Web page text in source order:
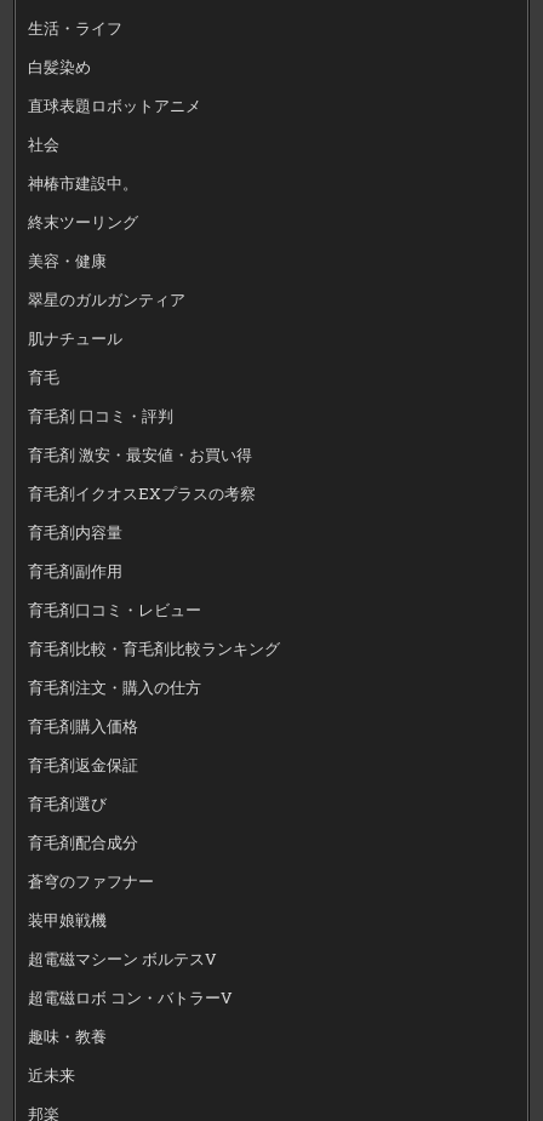
生活・ライフ
白髪染め
直球表題ロボットアニメ
社会
神椿市建設中。
終末ツーリング
美容・健康
翠星のガルガンティア
肌ナチュール
育毛
育毛剤 口コミ・評判
育毛剤 激安・最安値・お買い得
育毛剤イクオスEXプラスの考察
育毛剤内容量
育毛剤副作用
育毛剤口コミ・レビュー
育毛剤比較・育毛剤比較ランキング
育毛剤注文・購入の仕方
育毛剤購入価格
育毛剤返金保証
育毛剤選び
育毛剤配合成分
蒼穹のファフナー
装甲娘戦機
超電磁マシーン ボルテスV
超電磁ロボ コン・バトラーV
趣味・教養
近未来
邦楽